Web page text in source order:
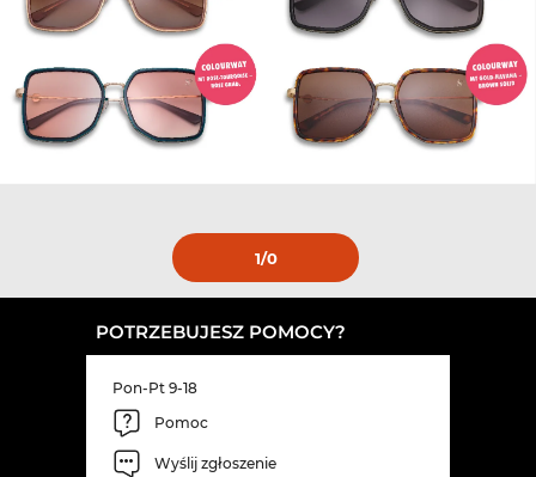
1/0
POTRZEBUJESZ POMOCY?
Pon-Pt 9-18
Pomoc
Wyślij zgłoszenie